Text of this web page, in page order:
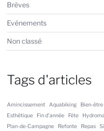
Brèves
Evénements
Non classé
Tags d'articles
Amincissement Aquabiking Bien-être
Esthétique
Fin d'année Fête
Plan-de-Campagne
Refonte Repas